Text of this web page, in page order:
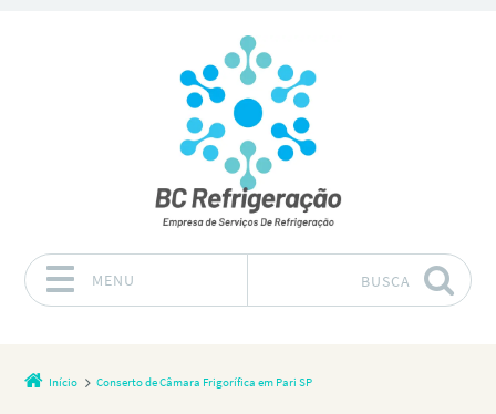
MENU BUSCA
Início Conserto de Câmara Frigorífica em Pari SP